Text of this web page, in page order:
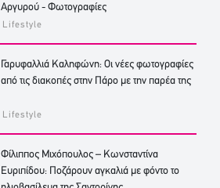
Αργυρού - Φωτογραφίες
Lifestyle
Γαρυφαλλιά Καληφώνη: Οι νέες φωτογραφίες
από τις διακοπές στην Πάρο με την παρέα της
Lifestyle
Φίλιππος Μιχόπουλος – Κωνσταντίνα
Ευριπίδου: Ποζάρουν αγκαλιά με φόντο το